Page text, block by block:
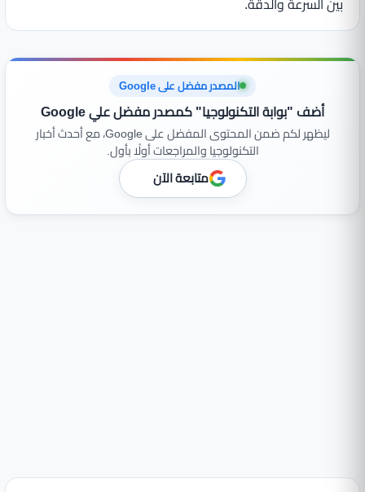
المصدر مفضل على Google
أضف "بوابة التكنولوجيا" كمصدر مفضل علي Google
ليظهر لكم ضمن المحتوى المفضل على Google، مع أحدث أخبار
التكنولوجيا والمراجعات أولًا بأول.
متابعة الآن